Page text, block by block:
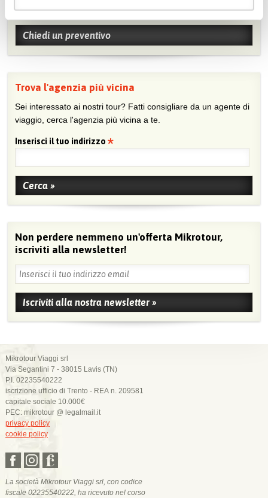
agente e vuoi collaborare con noi?
Chiedi un preventivo
Trova l'agenzia più vicina
Sei interessato ai nostri tour? Fatti consigliare da un agente di
viaggio, cerca l'agenzia più vicina a te.
Inserisci il tuo indirizzo
Non perdere nemmeno un'offerta Mikrotour,
iscriviti alla newsletter!
Mikrotour Viaggi srl
Via Segantini 7 - 38015 Lavis (TN)
P.I. 02235540222
iscrizione ufficio di Trento - REA n. 209581
capitale sociale 10.000€
PEC: mikrotour @ legalmail.it
privacy policy
cookie policy
La società Mikrotour Viaggi srl, con codice
fiscale 02235540222, ha ricevuto nel corso